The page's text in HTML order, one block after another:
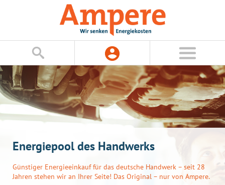
Energiepool des Handwerks
Günstiger Energieeinkauf für das deutsche Handwerk – seit 28
Jahren stehen wir an Ihrer Seite! Das Original – nur von Ampere.